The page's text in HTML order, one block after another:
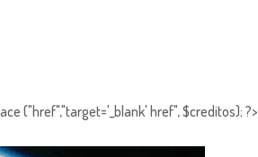
("href","target='_blank' href", $creditos); ?>